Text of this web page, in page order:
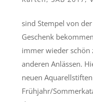
sind Stempel von
Geschenk
immer wieder schön
anderen Anlässen.
neuen
Frühjahr/